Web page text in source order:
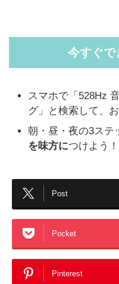
今すぐで
スマホで「528Hz
グ」と検索して、
朝・昼・夜の3ステ
を味方につけよう！
Post
Pocket
Pinterest